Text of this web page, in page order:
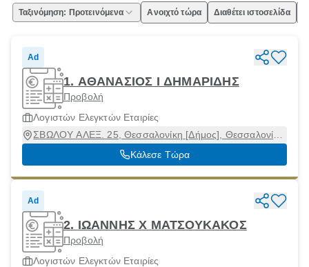
Ταξινόμηση: Προτεινόμενα Ανοιχτό τώρα Διαθέτει ιστοσελίδα
Ad
1. ΑΘΑΝΑΣΙΟΣ Ι ΔΗΜΑΡΙΔΗΣ
Προβολή
Λογιστών Ελεγκτών Εταιρίες
ΣΒΩΛΟΥ ΑΛΕΞ. 25, Θεσσαλονίκη [Δήμος], Θεσσαλονίκη,
54622
Κάλεσε Τώρα
Ad
2. ΙΩΑΝΝΗΣ Χ ΜΑΤΣΟΥΚΑΚΟΣ
Προβολή
Λογιστών Ελεγκτών Εταιρίες